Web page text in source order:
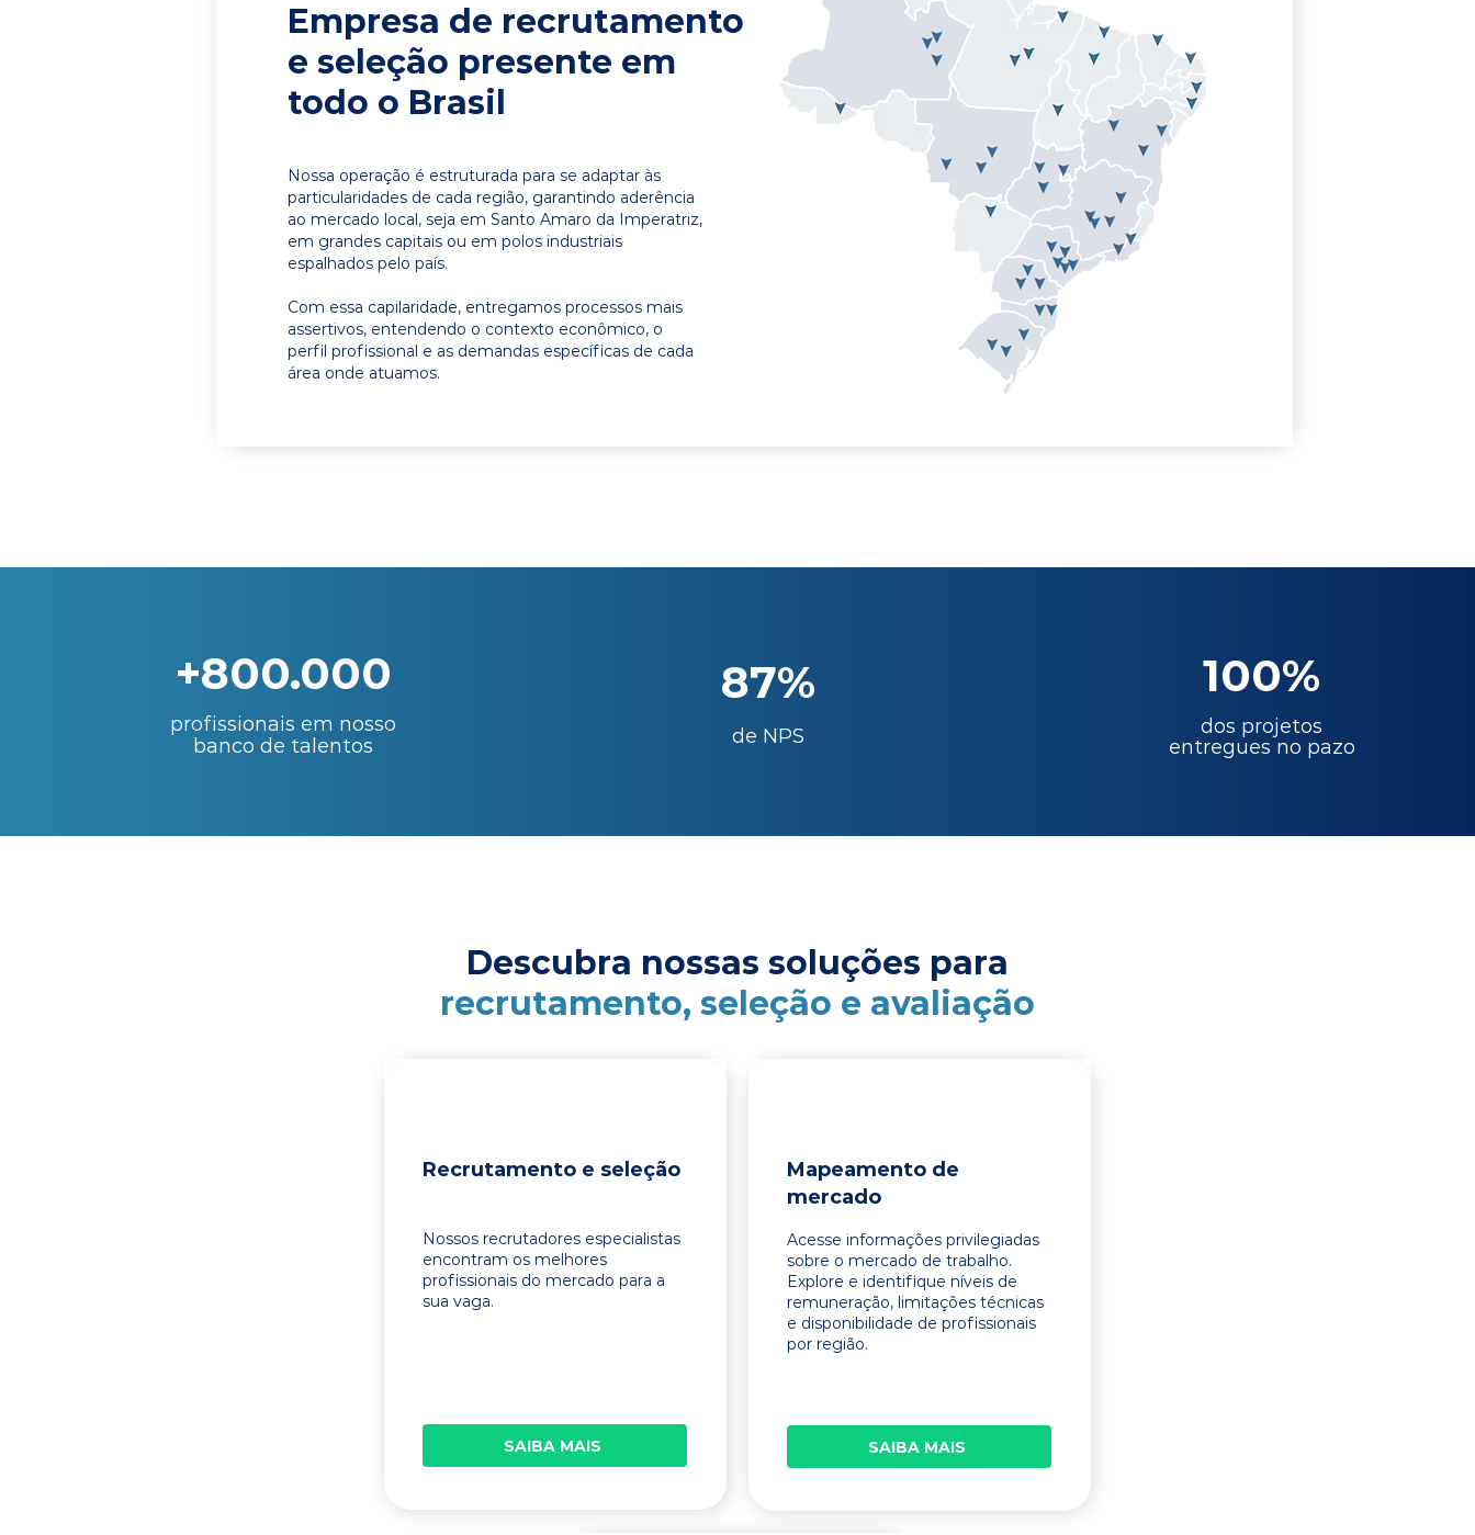
Empresa de recrutamento
e seleção presente em
todo o Brasil
Nossa operação é estruturada para se adaptar às
particularidades de cada região, garantindo aderência
ao mercado local, seja em Santo Amaro da Imperatriz,
em grandes capitais ou em polos industriais
espalhados pelo país.
Com essa capilaridade, entregamos processos mais
assertivos, entendendo o contexto econômico, o
perfil profissional e as demandas específicas de cada
área onde atuamos.
+800.000
profissionais em nosso
banco de talentos
87%
de NPS
100%
dos projetos
entregues no pazo
Descubra nossas soluções para
recrutamento, seleção e avaliação
Recrutamento e seleção
Nossos recrutadores especialistas
encontram os melhores
profissionais do mercado para a
sua vaga.
SAIBA MAIS
Mapeamento de
mercado
Acesse informações privilegiadas
sobre o mercado de trabalho.
Explore e identifique níveis de
remuneração, limitações técnicas
e disponibilidade de profissionais
por região.
SAIBA MAIS